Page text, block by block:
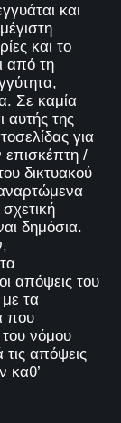
και
και το
από τη
Σε καμία
αυτής της
για
επισκέπτη /
δικτυακού
δημόσια.
απόψεις του
τα
που
νόμου
απόψεις
καθ’